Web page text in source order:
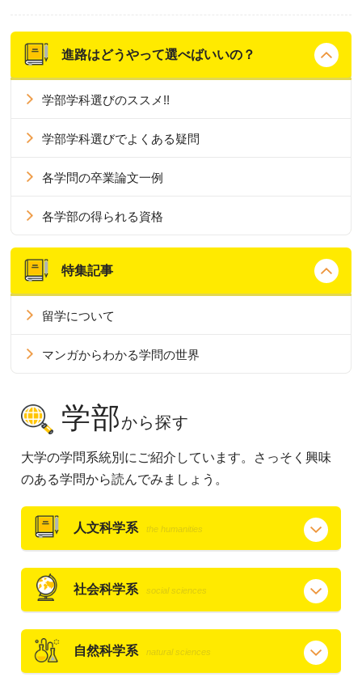
進路はどうやって選べばいいの？
学部学科選びのススメ!!
学部学科選びでよくある疑問
各学問の卒業論文一例
各学部の得られる資格
特集記事
留学について
マンガからわかる学問の世界
学部から探す
大学の学問系統別にご紹介しています。さっそく興味
のある学問から読んでみましょう。
人文科学系 the humanities
社会科学系 social sciences
自然科学系 natural sciences